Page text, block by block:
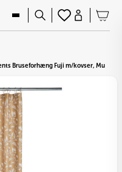
Bruseforhæng Fuji m/kovser, Mustard